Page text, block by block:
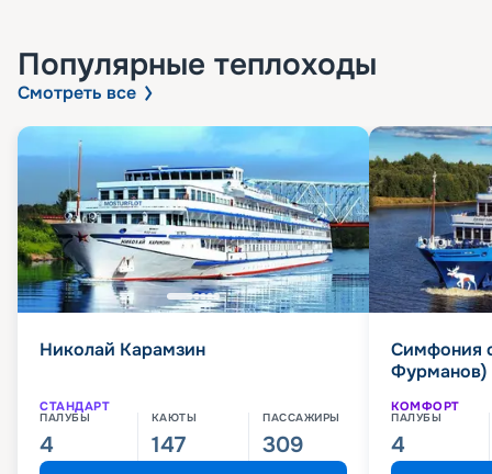
Популярные теплоходы
Смотреть все
Николай Карамзин
СТАНДАРТ
ПАЛУБЫ
4
КАЮТЫ
147
ПАССАЖИРЫ
309
Симфония
Фурманов)
КОМФОРТ
ПАЛУБЫ
4